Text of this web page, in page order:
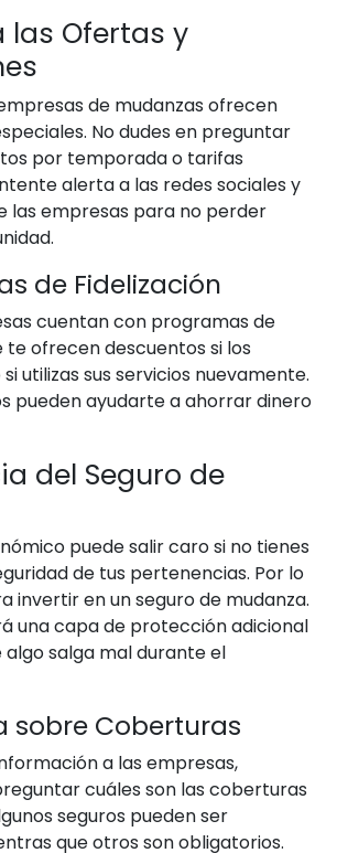
las Ofertas y
de mudanzas ofrecen
No dudes en preguntar
por temporada o tarifas
alerta a las redes sociales y
las empresas para no perder
de Fidelización
cuentan con programas de
te ofrecen descuentos si los
utilizas sus servicios nuevamente.
pueden ayudarte a ahorrar dinero
del Seguro de
puede salir caro si no tienes
de tus pertenencias. Por lo
invertir en un seguro de mudanza.
una capa de protección adicional
algo salga mal durante el
sobre Coberturas
a las empresas,
cuáles son las coberturas
seguros pueden ser
que otros son obligatorios.